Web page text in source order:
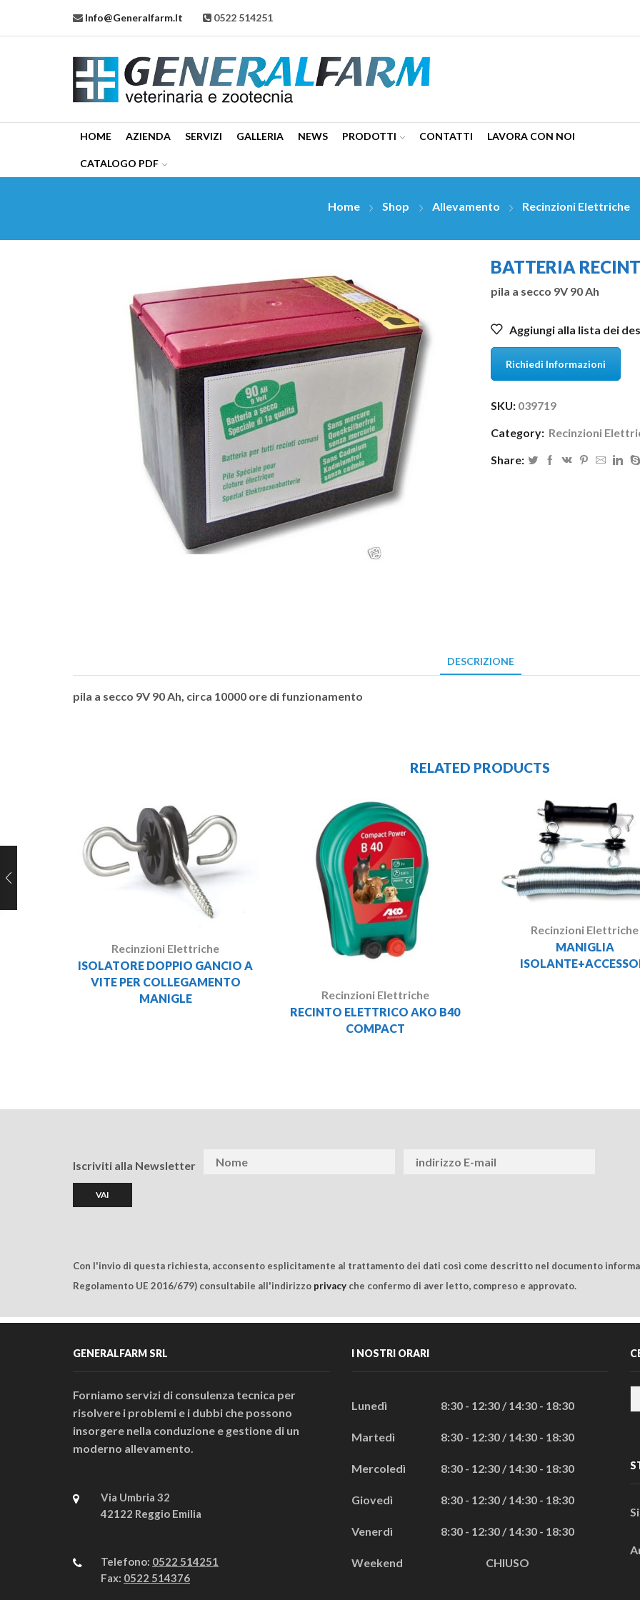
Info@generalfarm.it 0522 514251
HOME AZIENDA SERVIZI GALLERIA NEWS PRODOTTI CONTATTI LAVORA CON NOI
CATALOGO PDF
Home Shop Allevamento Recinzioni Elettriche
BATTERIA
pila a secco 9V 90 Ah
Aggiungi alla lista dei
Richiedi Informazioni
SKU: 039719
Category: Recinzioni
Share:
DESCRIZIONE
pila a secco 9V 90 Ah, circa 10000 ore di funzionamento
RELATED PRODUCTS
Recinzioni Elettriche
ISOLATORE DOPPIO GANCIO A
VITE PER COLLEGAMENTO
MANIGLE
Recinzioni Elettriche
RECINTO ELETTRICO AKO B40
COMPACT
Recinzioni Elettriche
MANIGLIA
Iscriviti alla Newsletter
Con l'invio di questa richiesta, acconsento esplicitamente al trattamento dei dati così come descritto nel documento
Regolamento UE 2016/679) consultabile all'indirizzo privacy che confermo di aver letto, compreso e approvato.
GENERALFARM SRL
Forniamo servizi di consulenza tecnica per
risolvere i problemi e i dubbi che possono
insorgere nella conduzione e gestione di un
moderno allevamento.
Via Umbria 32
42122 Reggio Emilia
Telefono: 0522 514251
Fax: 0522 514376
I NOSTRI ORARI
Lunedì 8:30 - 12:30 / 14:30 - 18:30
Martedì 8:30 - 12:30 / 14:30 - 18:30
Mercoledì 8:30 - 12:30 / 14:30 - 18:30
Giovedì 8:30 - 12:30 / 14:30 - 18:30
Venerdì 8:30 - 12:30 / 14:30 - 18:30
Weekend CHIUSO